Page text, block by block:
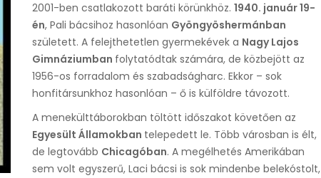
2001-ben csatlakozott baráti körünkhöz. 1940. január 19-
én, Pali bácsihoz hasonlóan Gyöngyöshermánban
született. A felejthetetlen gyermekévek a Nagy Lajos
Gimnáziumban folytatódtak számára, de közbejött az
1956-os forradalom és szabadságharc. Ekkor – sok
honfitársunkhoz hasonlóan – ő is külföldre távozott.
A menekülttáborokban töltött időszakot követően az
Egyesült Államokban telepedett le. Több városban is élt,
de legtovább Chicagóban. A megélhetés Amerikában
sem volt egyszerű, Laci bácsi is sok mindenbe belekóstolt,